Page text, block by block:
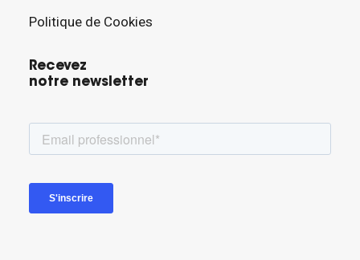
Politique de Cookies
Recevez
notre newsletter